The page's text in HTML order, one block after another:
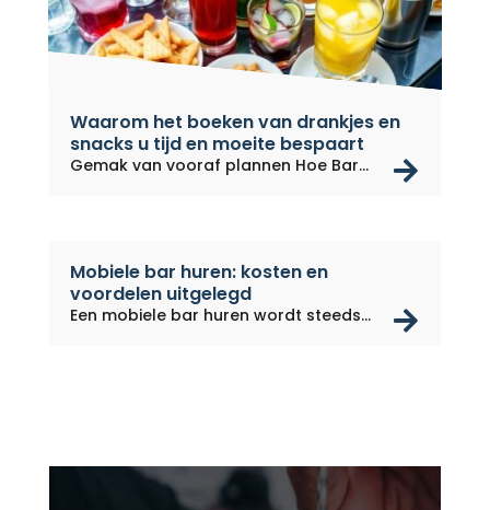
Waarom het boeken van drankjes en
snacks u tijd en moeite bespaart
Gemak van vooraf plannen Hoe Bar
Mobiele bar huren: kosten en
voordelen uitgelegd
Een mobiele bar huren wordt steeds...